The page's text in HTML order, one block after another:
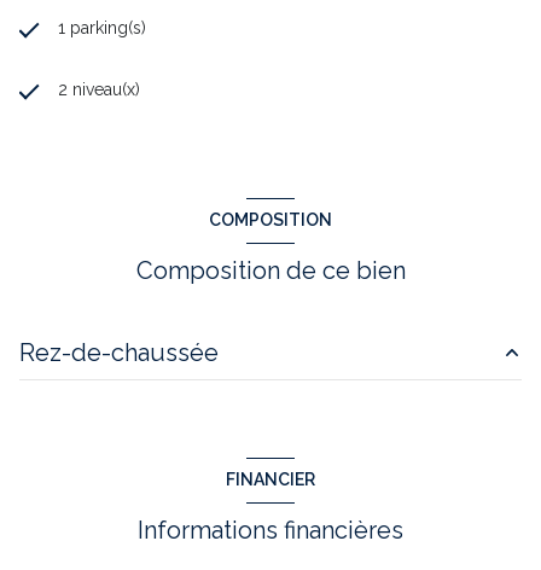
1 parking(s)
2 niveau(x)
COMPOSITION
Composition de ce bien
Rez-de-chaussée
FINANCIER
Informations financières